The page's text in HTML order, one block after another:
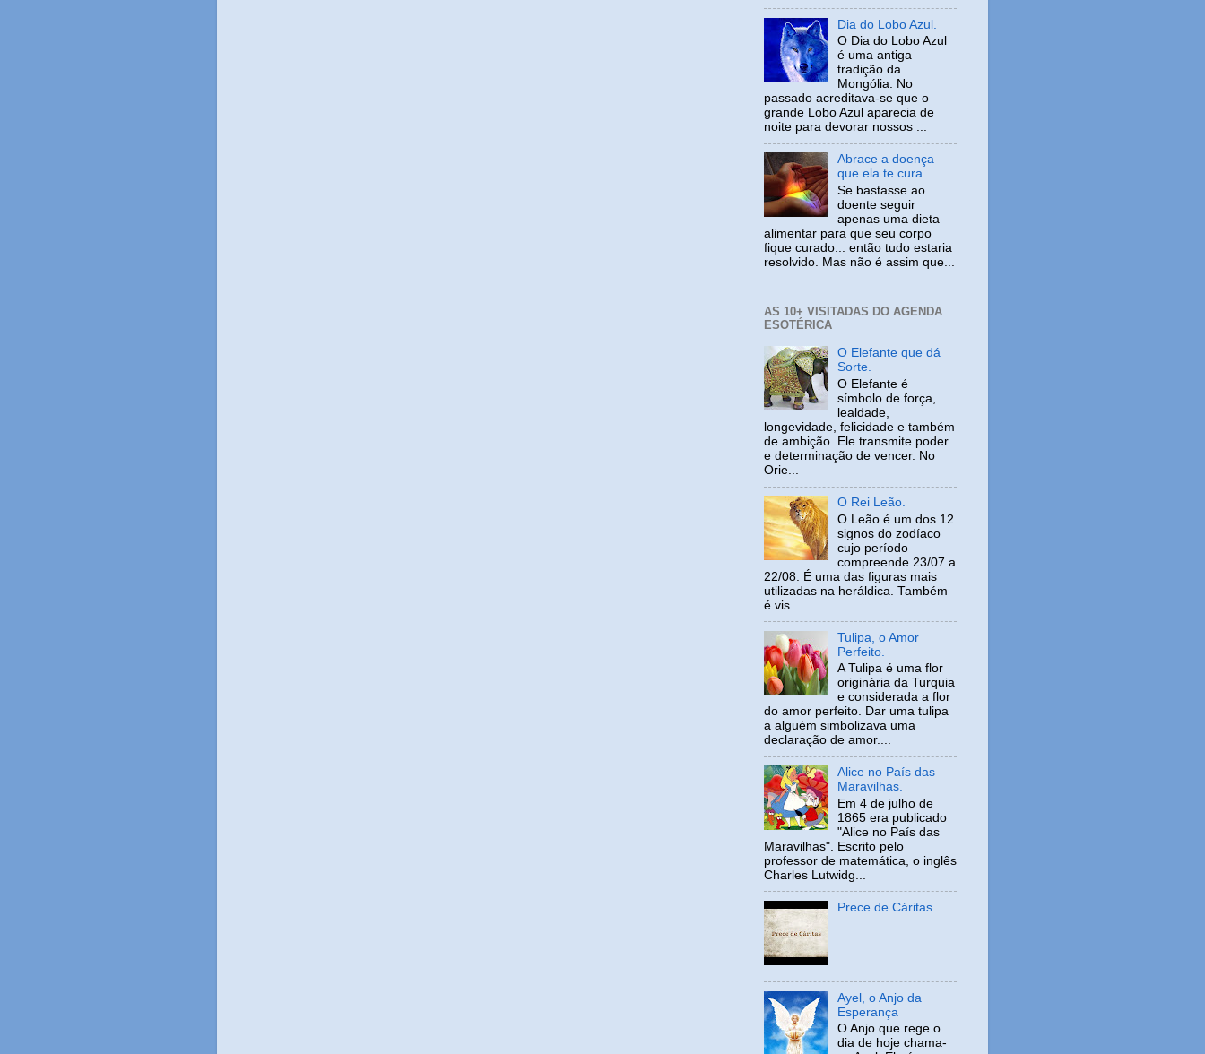
Dia do Lobo Azul.
O Dia do Lobo Azul
é uma antiga
tradição da
Mongólia. No
passado acreditava-se que o
grande Lobo Azul aparecia de
noite para devorar nossos ...
Abrace a doença
que ela te cura.
Se bastasse ao
doente seguir
apenas uma dieta
alimentar para que seu corpo
fique curado... então tudo estaria
resolvido. Mas não é assim que...
AS 10+ VISITADAS DO AGENDA
ESOTÉRICA
O Elefante que dá
Sorte.
O Elefante é
símbolo de força,
lealdade,
longevidade, felicidade e também
de ambição. Ele transmite poder
e determinação de vencer. No
Orie...
O Rei Leão.
O Leão é um dos 12
signos do zodíaco
cujo período
compreende 23/07 a
22/08. É uma das figuras mais
utilizadas na heráldica. Também
é vis...
Tulipa, o Amor
Perfeito.
A Tulipa é uma flor
originária da Turquia
e considerada a flor
do amor perfeito. Dar uma tulipa
a alguém simbolizava uma
declaração de amor....
Alice no País das
Maravilhas.
Em 4 de julho de
1865 era publicado
"Alice no País das
Maravilhas". Escrito pelo
professor de matemática, o inglês
Charles Lutwidg...
Prece de Cáritas
Ayel, o Anjo da
Esperança
O Anjo que rege o
dia de hoje chama-